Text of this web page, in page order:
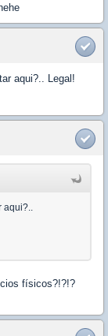
aqui?.. Legal!
aqui?..
físicos?!?!?